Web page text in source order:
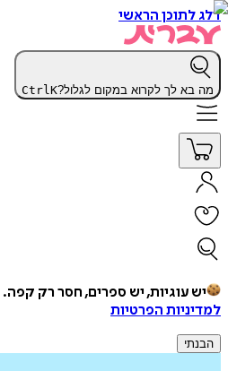
דלג לתוכן הראשי
מה בא לך לקרוא במקום לגלול? CtrlK
יש עוגיות, יש ספרים, חסר רק קפה.
למדיניות הפרטיות
הבנתי